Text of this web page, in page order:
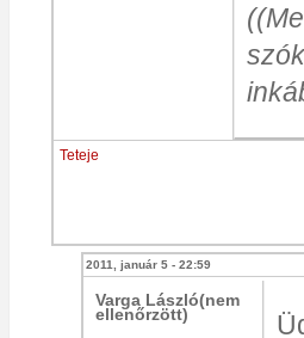
Teteje
2011, január 5 - 22:59
Varga László(nem
ellenőrzött)